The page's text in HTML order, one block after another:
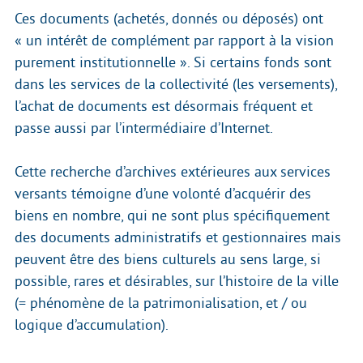
Ces documents (achetés, donnés ou déposés) ont
« un intérêt de complément par rapport à la vision
purement institutionnelle ». Si certains fonds sont
dans les services de la collectivité (les versements),
l’achat de documents est désormais fréquent et
passe aussi par l’intermédiaire d’Internet.
Cette recherche d’archives extérieures aux services
versants témoigne d’une volonté d’acquérir des
biens en nombre, qui ne sont plus spécifiquement
des documents administratifs et gestionnaires mais
peuvent être des biens culturels au sens large, si
possible, rares et désirables, sur l’histoire de la ville
(= phénomène de la patrimonialisation, et / ou
logique d’accumulation).